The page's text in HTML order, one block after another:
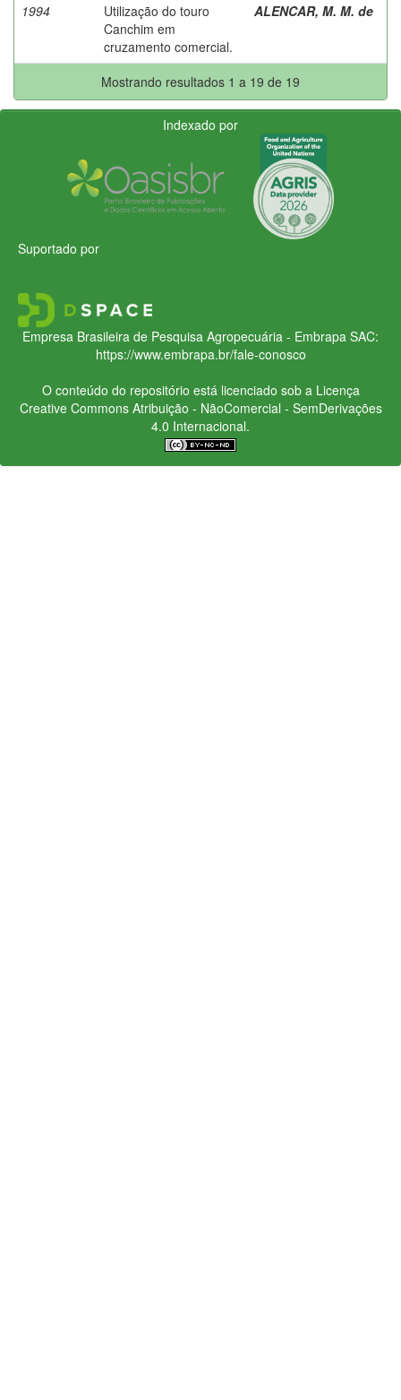
1994
Utilização do touro
Canchim em
cruzamento comercial.
ALENCAR, M. M. de
Mostrando resultados 1 a 19 de 19
Indexado por
Suportado por
Empresa Brasileira de Pesquisa Agropecuária - Embrapa SAC:
https://www.embrapa.br/fale-conosco
O conteúdo do repositório está licenciado sob a Licença
Creative CommonsAtribuição - NãoComercial - SemDerivações
4.0 Internacional.